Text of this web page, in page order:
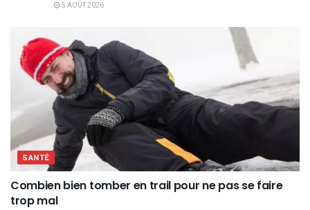
5 AOÛT 2026
SANTÉ
Combien bien tomber en trail pour ne pas se faire
trop mal